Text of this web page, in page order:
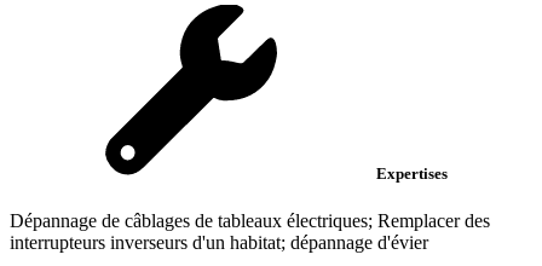
Expertises
Dépannage de câblages de tableaux électriques; Remplacer des
interrupteurs inverseurs d'un habitat; dépannage d'évier